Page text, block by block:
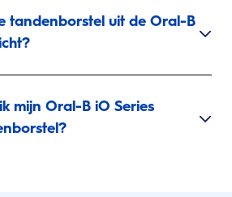
tandenborstel uit de Oral-B
mijn Oral-B iO Series